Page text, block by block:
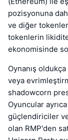
pozisyonuna
ve diğer
tokenlerin
ekonomisinde
Oynanış
veya
shadowcorn
Oyuncular
güçlendiriciler
olan RMP'den